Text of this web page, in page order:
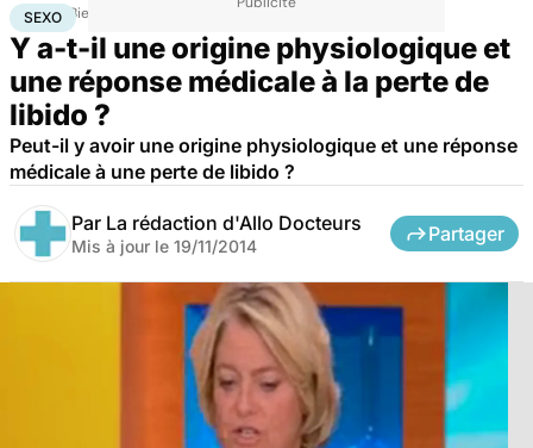
Accueil Bien-être
SEXO
Y a-t-il une origine physiologique et
une réponse médicale à la perte de
libido ?
Peut-il y avoir une origine physiologique et une réponse
médicale à une perte de libido ?
Par La rédaction d'Allo Docteurs
Mis à jour le 19/11/2014
Partager